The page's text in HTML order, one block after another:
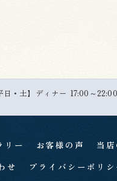
日・土】ディナー 17:00～
リー お客様の声 当
せ
プライバシーポリシ